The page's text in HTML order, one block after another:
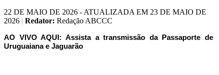
22 DE MAIO DE 2026 - ATUALIZADA EM 23 DE MAIO DE
2026 | Redator: Redação ABCCC
AO VIVO AQUI: Assista a transmissão da Passaporte de
Uruguaiana e Jaguarão